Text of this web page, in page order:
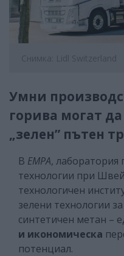
Снимка: Lidl Switzerland
Умни
горива могат
„зелен” пътен
В EMPA, лаборатория
технологии при
технологичен
зелени технологии
синтетичен метан –
и икономическа
потенциал.